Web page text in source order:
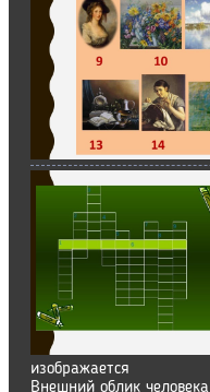
изображается
Внешний облик человека